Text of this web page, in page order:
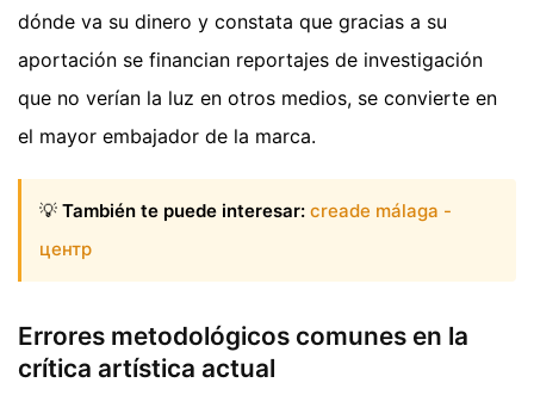
dónde va su dinero y constata que gracias a su
aportación se financian reportajes de investigación
que no verían la luz en otros medios, se convierte en
el mayor embajador de la marca.
💡 También te puede interesar: creade málaga -
центр
Errores metodológicos comunes en la
crítica artística actual